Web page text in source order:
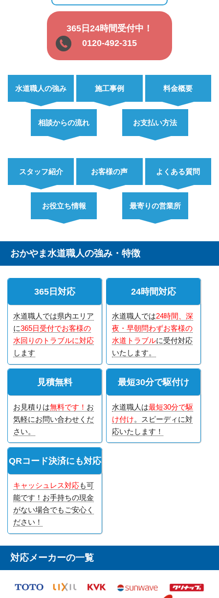
365日24時間受付中！
0120-492-315
水道職人の強み 施工事例 料金概要
相談からの流れ お支払い方法
スタッフ紹介 お客様の声 よくある質問
お役立ち情報 最寄りの営業所
おかやま水道職人の強み・特徴
365日対応
水道職人では県内エリア
に365日受付でお客様の
水回りのトラブルに対応
します
24時間対応
水道職人では24時間、深
夜・早朝問わずお客様の
水道トラブルに受付対応
いたします。
見積無料
お見積りは無料です！ お
気軽にお問い合わせくだ
さい。
最短30分で駆付け
水道職人は最短30分で駆
け付け。スピーディに対
応いたします！
QRコード決済にも対応
キャッシュレス対応も可
能です！お手持ちの現金
がない場合でもご安心く
ださい！
対応メーカーの一覧